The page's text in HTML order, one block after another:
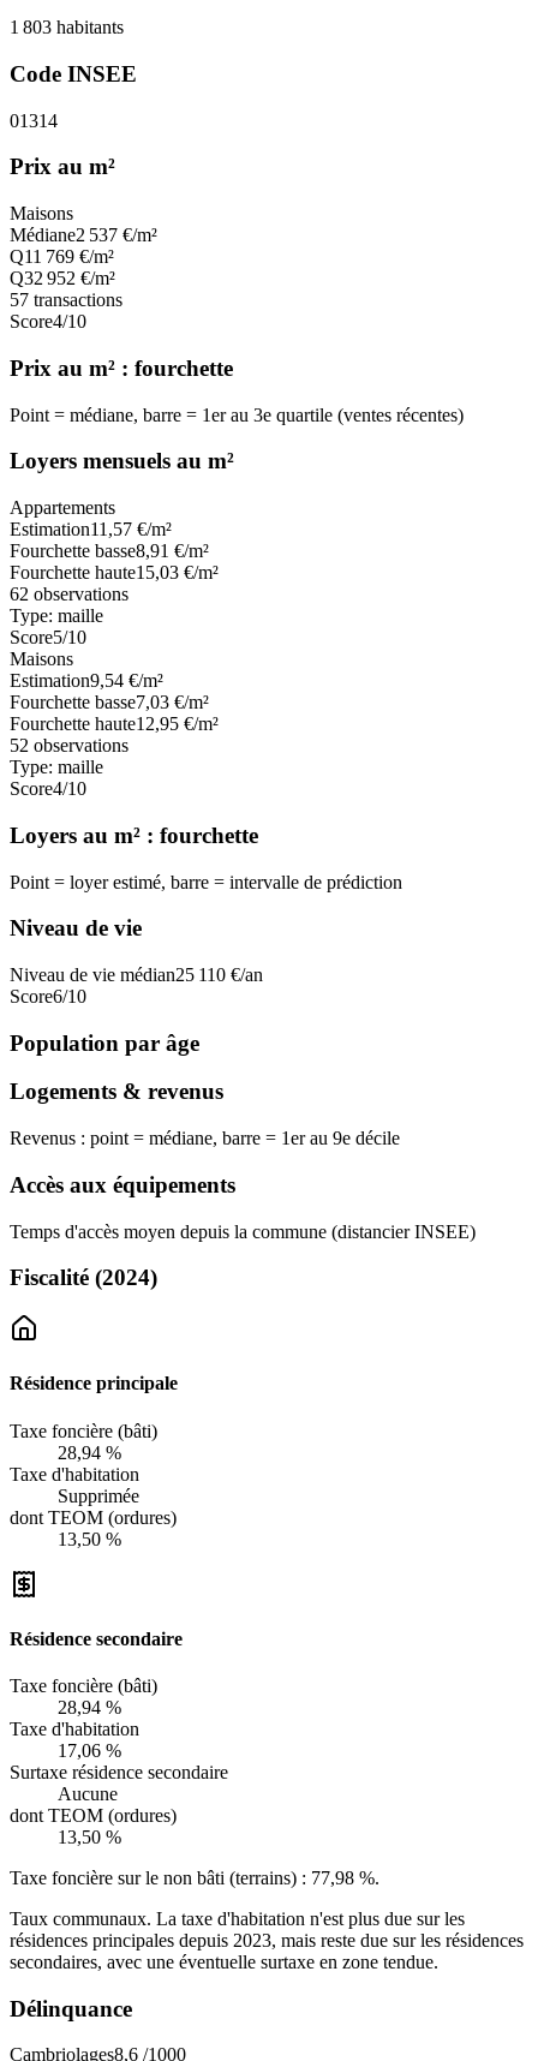
1 803 habitants
Code INSEE
01314
Prix au m²
Maisons
Médiane2 537 €/m²
Q11 769 €/m²
Q32 952 €/m²
57 transactions
Score4/10
Prix au m² : fourchette
Point = médiane, barre = 1er au 3e quartile (ventes récentes)
Loyers mensuels au m²
Appartements
Estimation11,57 €/m²
Fourchette basse8,91 €/m²
Fourchette haute15,03 €/m²
62 observations
Type: maille
Score5/10
Maisons
Estimation9,54 €/m²
Fourchette basse7,03 €/m²
Fourchette haute12,95 €/m²
52 observations
Type: maille
Score4/10
Loyers au m² : fourchette
Point = loyer estimé, barre = intervalle de prédiction
Niveau de vie
Niveau de vie médian25 110 €/an
Score6/10
Population par âge
Logements & revenus
Revenus : point = médiane, barre = 1er au 9e décile
Accès aux équipements
Temps d'accès moyen depuis la commune (distancier INSEE)
Fiscalité (2024)
Résidence principale
Taxe foncière (bâti)
28,94 %
Taxe d'habitation
Supprimée
dont TEOM (ordures)
13,50 %
Résidence secondaire
Taxe foncière (bâti)
28,94 %
Taxe d'habitation
17,06 %
Surtaxe résidence secondaire
Aucune
dont TEOM (ordures)
13,50 %
Taxe foncière sur le non bâti (terrains) : 77,98 %.
Taux communaux. La taxe d'habitation n'est plus due sur les
résidences principales depuis 2023, mais reste due sur les résidences
secondaires, avec une éventuelle surtaxe en zone tendue.
Délinquance
Cambriolages8,6 /1000